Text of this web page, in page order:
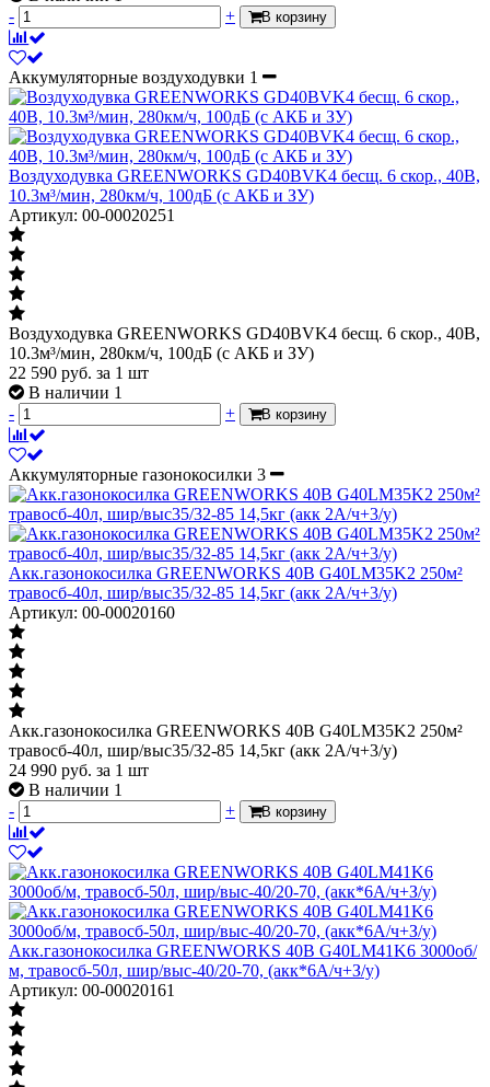
-
+ В корзину
Аккумуляторные воздуходувки 1
Воздуходувка GREENWORKS GD40BVK4 бесщ. 6 скор., 40В,
10.3м³/мин, 280км/ч, 100дБ (с АКБ и ЗУ)
Артикул: 00-00020251
Воздуходувка GREENWORKS GD40BVK4 бесщ. 6 скор., 40В,
10.3м³/мин, 280км/ч, 100дБ (с АКБ и ЗУ)
22 590 руб. за 1 шт
В наличии 1
-
+ В корзину
Аккумуляторные газонокосилки 3
Акк.газонокосилка GREENWORKS 40В G40LM35K2 250м²
травосб-40л, шир/выс35/32-85 14,5кг (акк 2А/ч+3/у)
Артикул: 00-00020160
Акк.газонокосилка GREENWORKS 40В G40LM35K2 250м²
травосб-40л, шир/выс35/32-85 14,5кг (акк 2А/ч+3/у)
24 990 руб. за 1 шт
В наличии 1
-
+ В корзину
Акк.газонокосилка GREENWORKS 40В G40LM41K6 3000об/
м, травосб-50л, шир/выс-40/20-70, (акк*6А/ч+З/у)
Артикул: 00-00020161